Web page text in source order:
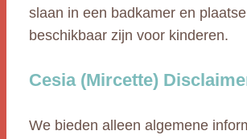
slaan in een badkamer en
beschikbaar zijn voor kinderen.
Cesia (Mircette)
We bieden alleen algemene